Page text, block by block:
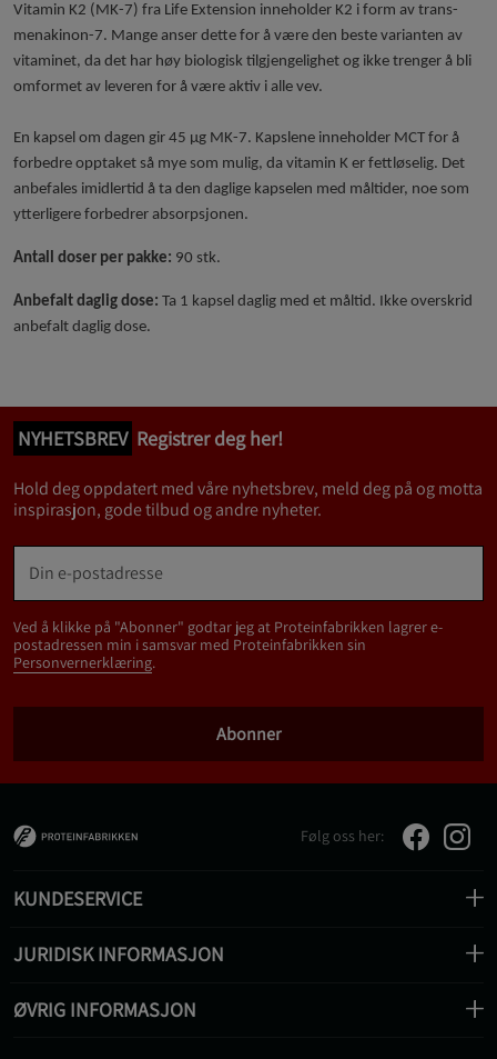
Vitamin K2 (MK-7) fra Life Extension inneholder K2 i form av trans-
menakinon-7. Mange anser dette for å være den beste varianten av
vitaminet, da det har høy biologisk tilgjengelighet og ikke trenger å bli
omformet av leveren for å være aktiv i alle vev.
En kapsel om dagen gir 45 μg MK-7. Kapslene inneholder MCT for å
forbedre opptaket så mye som mulig, da vitamin K er fettløselig. Det
anbefales imidlertid å ta den daglige kapselen med måltider, noe som
ytterligere forbedrer absorpsjonen.
Antall doser per pakke: 90 stk.
Anbefalt daglig dose: Ta 1 kapsel daglig med et måltid. Ikke overskrid
anbefalt daglig dose.
NYHETSBREV Registrer deg her!
Hold deg oppdatert med våre nyhetsbrev, meld deg på og motta
inspirasjon, gode tilbud og andre nyheter.
Ved å klikke på "Abonner" godtar jeg at Proteinfabrikken lagrer e-
postadressen min i samsvar med Proteinfabrikken sin
Personvernerklæring.
Abonner
Følg oss her:
KUNDESERVICE
JURIDISK INFORMASJON
ØVRIG INFORMASJON